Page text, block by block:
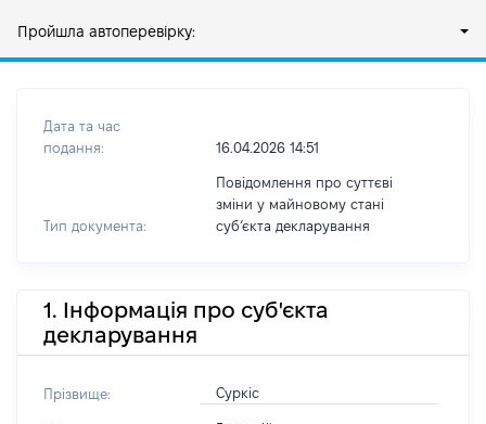
Пройшла автоперевірку:
Дата та час
подання:
16.04.2026 14:51
Тип документа:
Повідомлення про суттєві
зміни у майновому стані
субʼєкта декларування
1. Інформація про суб'єкта
декларування
Прізвище: Суркіс